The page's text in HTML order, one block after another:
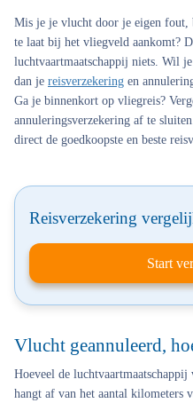
Mis je je vlucht door je eigen fout,
te laat bij het vliegveld aankomt?
luchtvaartmaatschappij niets. Wil
dan je reisverzekering en
Ga je binnenkort op vliegreis?
annuleringsverzekering af te
direct de goedkoopste en beste
Reisverzekering
Start
Vlucht geannuleerd,
Hoeveel de
hangt af van het aantal kilometers